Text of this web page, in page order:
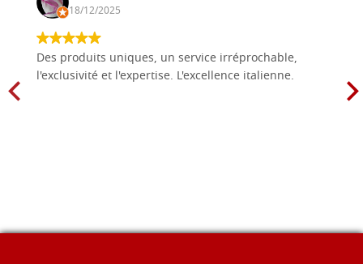
18/12/2025
Des produits uniques, un service irréprochable,
l'exclusivité et l'expertise. L'excellence italienne.